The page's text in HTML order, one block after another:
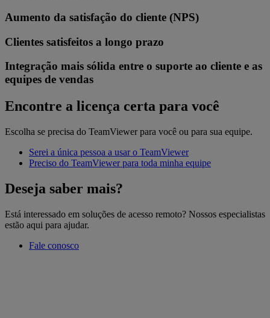
Aumento da satisfação do cliente (NPS)
Clientes satisfeitos a longo prazo
Integração mais sólida entre o suporte ao cliente e as
equipes de vendas
Encontre a licença certa para você
Escolha se precisa do TeamViewer para você ou para sua equipe.
Serei a única pessoa a usar o TeamViewer
Preciso do TeamViewer para toda minha equipe
Deseja saber mais?
Está interessado em soluções de acesso remoto? Nossos especialistas
estão aqui para ajudar.
Fale conosco